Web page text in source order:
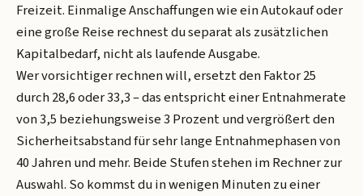
Freizeit. Einmalige Anschaffungen wie ein Autokauf oder
eine große Reise rechnest du separat als zusätzlichen
Kapitalbedarf, nicht als laufende Ausgabe.
Wer vorsichtiger rechnen will, ersetzt den Faktor 25
durch 28,6 oder 33,3 – das entspricht einer Entnahmerate
von 3,5 beziehungsweise 3 Prozent und vergrößert den
Sicherheitsabstand für sehr lange Entnahmephasen von
40 Jahren und mehr. Beide Stufen stehen im Rechner zur
Auswahl. So kommst du in wenigen Minuten zu einer